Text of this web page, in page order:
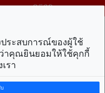
ม พ.ศ. 2569
ประสบการณ์ของผู้ใช้
ว่าคุณยินยอมให้ใช้คุกกี้
รา